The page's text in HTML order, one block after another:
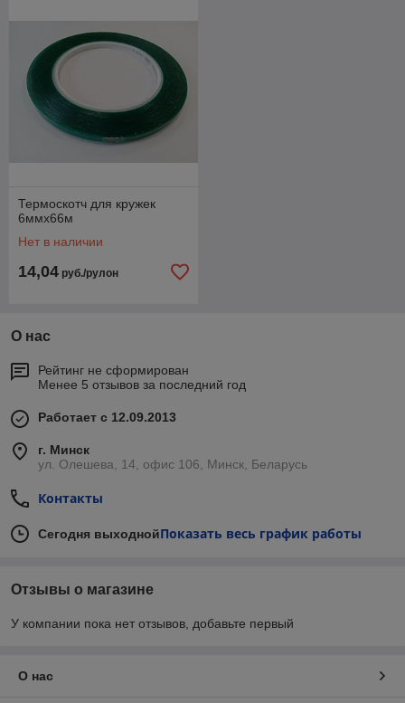
Термоскотч для кружек
6ммх66м
Нет в наличии
14,04 руб./рулон
О нас
Рейтинг не сформирован
Менее 5 отзывов за последний год
Работает с 12.09.2013
г. Минск
ул. Олешева, 14, офис 106, Минск, Беларусь
Контакты
Сегодня выходнойПоказать весь график работы
Отзывы о магазине
У компании пока нет отзывов, добавьте первый
О нас